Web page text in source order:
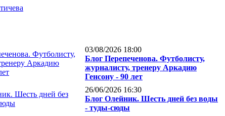
03/08/2026 18:00
Блог Перепеченова. Футболисту,
журналисту, тренеру Аркадию
Генсону - 90 лет
26/06/2026 16:30
Блог Олейник. Шесть дней без воды
- туды-сюды